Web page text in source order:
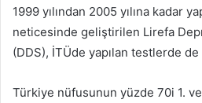
1999 yılından 2005 yılına kadar
neticesinde geliştirilen Lirefa
(DDS), İTÜde yapılan testlerde
Türkiye nüfusunun yüzde 70i 1.